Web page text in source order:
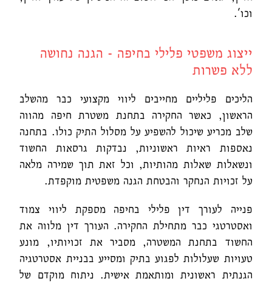
וכו'.
ייצוג משפטי פלילי בחיפה - הגנה נחושה
ללא פשרות
הליכים פליליים מחייבים ליווי מקצועי כבר מהשלב
הראשון, כאשר החקירה בתחנת משטרת חיפה מהווה
שלב מכריע שיכול להשפיע על מסלול התיק כולו. בתחנה
נאספות ראיות ראשוניות, נבדקות גרסאות החשוד
ונשאלות שאלות מהותיות, וכל זאת תוך שמירה מלאה
על זכויות הנחקר והבטחת הגנה משפטית מוקפדת.
פנייה לעורך דין פלילי בחיפה מספקת ליווי צמוד
ואסטרטגי כבר מתחילת החקירה. העורך דין מלווה את
החשוד בתחנת המשטרה, מסביר את זכויותיו, מונע
טעויות שעלולות לפגוע בתיק ומסייע בבניית אסטרטגיה
הגנתית ראשונית ומותאמת אישית. ניתוח מוקדם של